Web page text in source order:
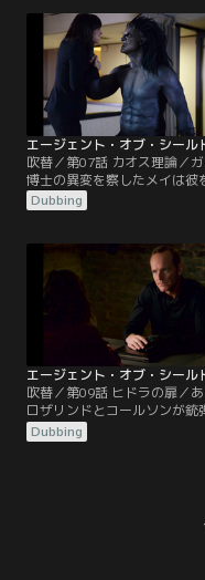
が、14年前にNASAから派遣
宇宙飛行士ウィルと出会った
そして惑星で起きた悲劇と、
住む謎の生物の恐ろしさ、ウ
地球に帰還しようと努力した
折した…。
吹替／第07話 カオス理論／
博士の異変を察したメイは彼
ただしていた。すると、パニ
起こした博士はメイを拉致し
マックは極秘にリンカーンか
シュの情報を聞き、彼を連れ
に戻ってきた。大統領に会う
移動中だったコールソンは、
ーンの情報を知ると…。
Dubbing
吹替／第09話 ヒドラの扉／あ
ロザリンドとコールソンが銃
われた。間一髪で一命を取り
コールソンは、ウォードによ
に長官代理を任命する。一方
ルドはマリックが時空の扉を
Dubbing